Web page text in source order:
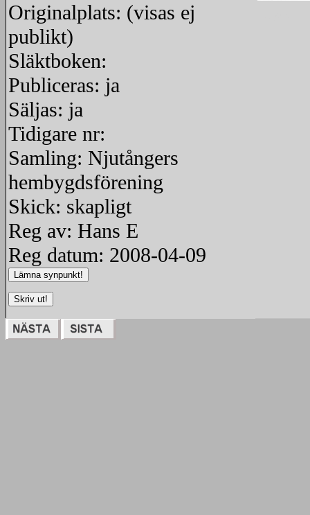
Originalplats: (visas ej
publikt)
Släktboken:
Publiceras: ja
Säljas: ja
Tidigare nr:
Samling: Njutångers
hembygdsförening
Skick: skapligt
Reg av: Hans E
Reg datum: 2008-04-09